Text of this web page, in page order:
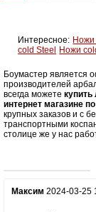
Интересное: Ножи
cold Steel Ножи
Боумастер является
производителей
всегда можете
интернет магазине
крупных заказов и с
транспортными
столице же у нас
Максим 2024-03-25